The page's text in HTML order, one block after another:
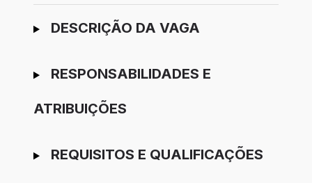
Ir para candidatura
DESCRIÇÃO DA VAGA
RESPONSABILIDADES E
ATRIBUIÇÕES
REQUISITOS E QUALIFICAÇÕES